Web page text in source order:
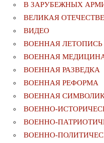
В ЗАРУБЕЖНЫХ
ВЕЛИКАЯ
ВИДЕО
ВОЕННАЯ ЛЕТОПИСЬ
ВОЕННАЯ
ВОЕННАЯ РАЗВЕДКА
ВОЕННАЯ РЕФОРМА
ВОЕННАЯ
ВОЕННО-
ВОЕННО-
ВОЕННО-